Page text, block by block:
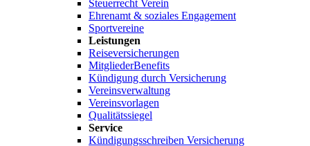
Steuerrecht Verein
Ehrenamt & soziales Engagement
Sportvereine
Leistungen
Reiseversicherungen
MitgliederBenefits
Kündigung durch Versicherung
Vereinsverwaltung
Vereinsvorlagen
Qualitätssiegel
Service
Kündigungsschreiben Versicherung